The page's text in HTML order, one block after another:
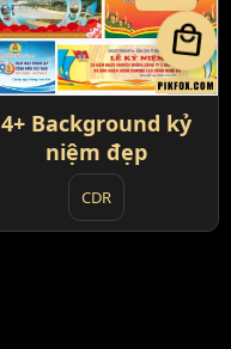
4+ Background kỷ
niệm đẹp
CDR
local_mall